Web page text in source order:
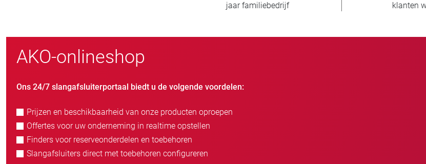
verkochte eenheden landen
AKO-onlineshop
Ons 24/7 slangafsluiterportaal biedt u de volgende voordelen:
Prijzen en beschikbaarheid van onze producten oproepen
Offertes voor uw onderneming in realtime opstellen
Finders voor reserveonderdelen en toebehoren
Slangafsluiters direct met toebehoren configureren